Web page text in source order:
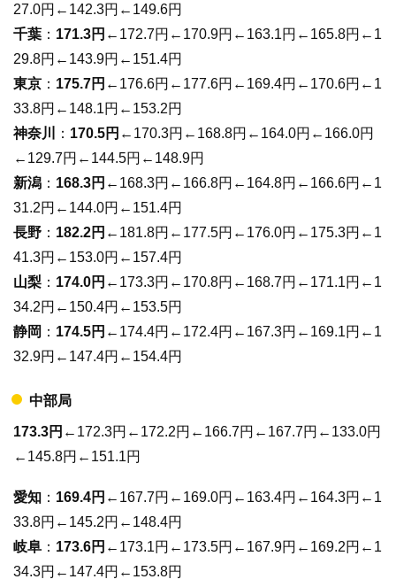
27.0円←142.3円←149.6円
千葉 ： 171.3円 ←172.7円←170.9円←163.1円←165.8円←1
29.8円←143.9円←151.4円
東京 ： 175.7円 ←176.6円←177.6円←169.4円←170.6円←1
33.8円←148.1円←153.2円
神奈川
： 170.5円 ←170.3円←168.8円←164.0円←166.0円
←129.7円←144.5円←148.9円
新潟 ： 168.3円 ←168.3円←166.8円←164.8円←166.6円←1
31.2円←144.0円←151.4円
長野 ： 182.2円 ←181.8円←177.5円←176.0円←175.3円←1
41.3円←153.0円←157.4円
山梨 ： 174.0円 ←173.3円←170.8円←168.7円←171.1円←1
34.2円←150.4円←153.5円
静岡 ： 174.5円 ←174.4円←172.4円←167.3円←169.1円←1
32.9円←147.4円←154.4円
中部局
173.3円 ←172.3円←172.2円←166.7円←167.7円←133.0円
←145.8円←151.1円
愛知 ： 169.4円 ←167.7円←169.0円←163.4円←164.3円←1
33.8円←145.2円←148.4円
岐阜 ： 173.6円 ←173.1円←173.5円←167.9円←169.2円←1
34.3円←147.4円←153.8円